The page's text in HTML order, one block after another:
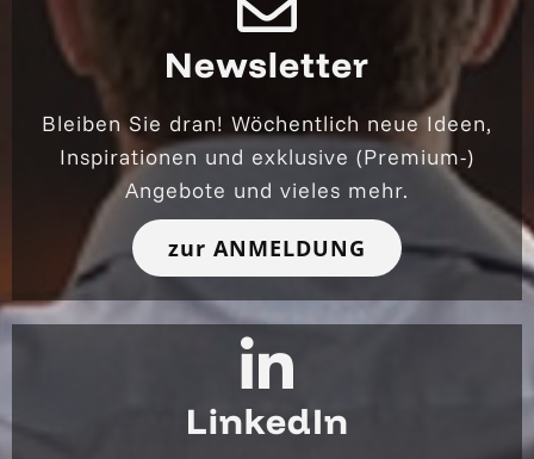
Newsletter
Bleiben Sie dran! Wöchentlich neue Ideen,
Inspirationen und exklusive (Premium-)
Angebote und vieles mehr.
zur ANMELDUNG
LinkedIn